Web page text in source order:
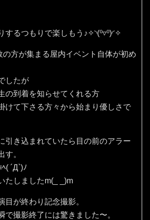
するつもりで楽しもう♪✧⁠◝⁠(⁠⁰⁠▿⁠⁰⁠)⁠◜⁠✧
の方が集まる屋内イベント自体が初め
したが
の到着を知らせてくれる方
けて下さる方々から始まり優しさで
引き込まれていたら目の前のアラー
す。
( ´Д`)ﾉ
たしましたm(_ _)m
目が終わり記念撮影。
で撮影終了には驚きました〜。